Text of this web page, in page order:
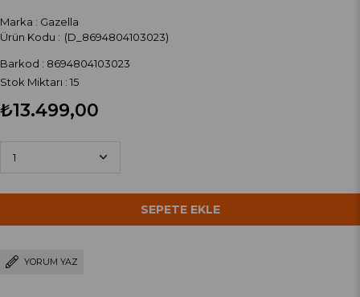
Marka : Gazella
(D_8694804103023)
Barkod : 8694804103023
Stok Miktarı : 15
₺13.499,00
YORUM YAZ